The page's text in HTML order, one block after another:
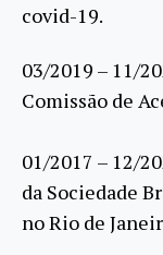
covid-19.
03/2019 – 11/
Comissão de
01/2017 – 12/
da Sociedade
no Rio de